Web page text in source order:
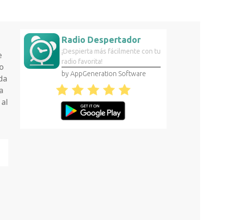
Radio Despertador
¡Despierta más fácilmente con tu
radio favorita!
by AppGeneration Software